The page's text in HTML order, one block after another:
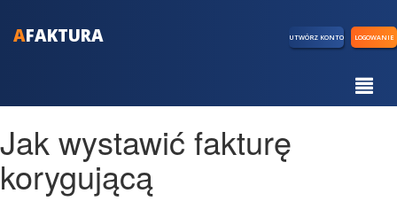
AFAKTURA UTWÓRZ KONTO LOGOWANIE
Jak wystawić fakturę
korygującą